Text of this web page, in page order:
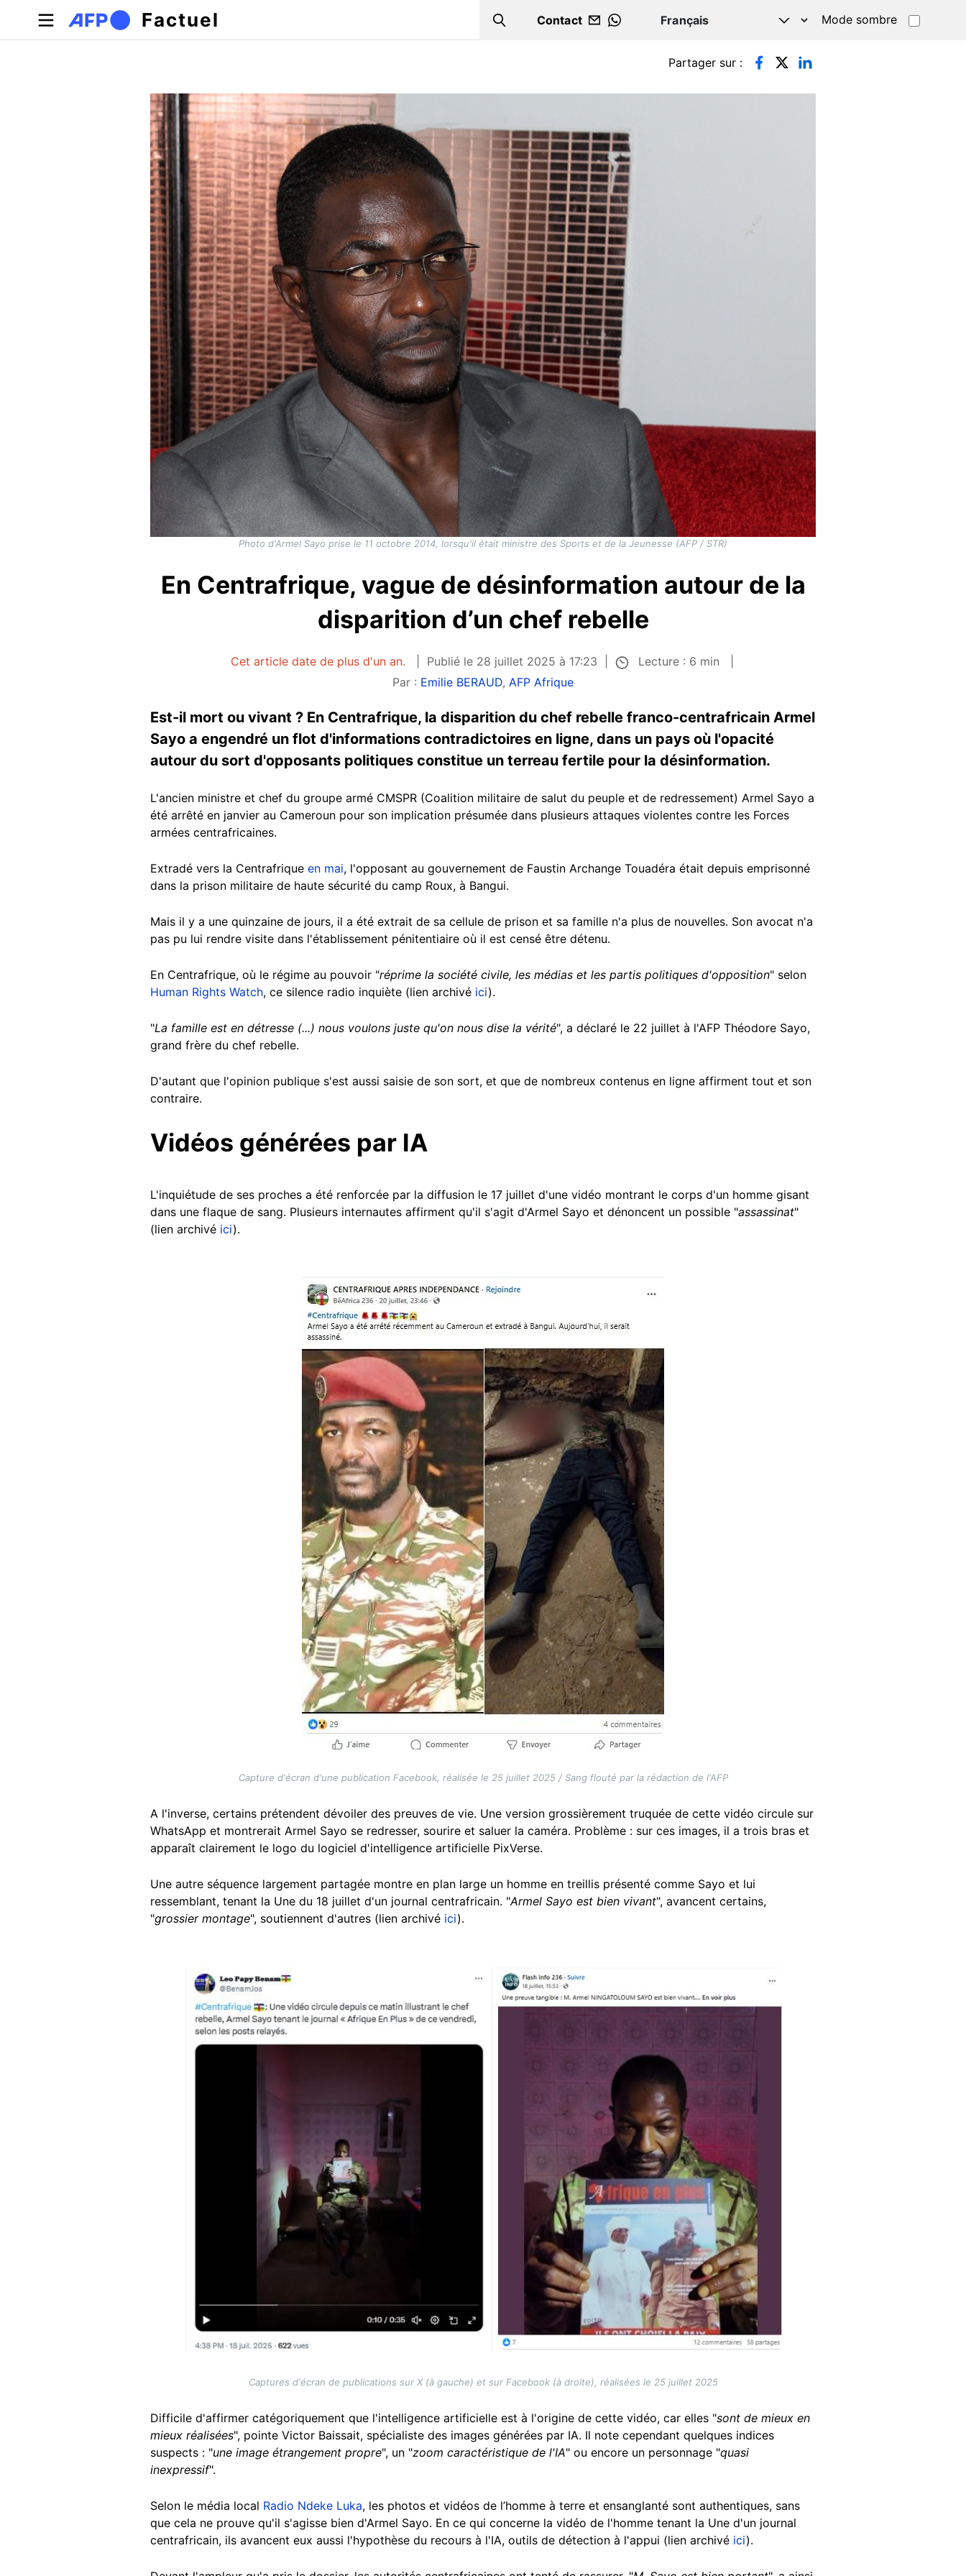
Aller au contenu principal
Factuel Search
Contact
WHATSAPP
Mode sombre
Onglets principaux Partager sur :
Photo d'Armel Sayo prise le 11 octobre 2014, lorsqu'il était ministre des Sports et de la Jeunesse (AFP / STR)
En Centrafrique, vague de désinformation autour de la
disparition d’un chef rebelle
Cet article date de plus d'un an. Publié le 28 juillet 2025 à 17:23
Lecture : 6 min
Par : Emilie BERAUD, AFP Afrique
Est-il mort ou vivant ? En Centrafrique, la disparition du chef rebelle franco-centrafricain Armel
Sayo a engendré un flot d'informations contradictoires en ligne, dans un pays où l'opacité
autour du sort d'opposants politiques constitue un terreau fertile pour la désinformation.
L'ancien ministre et chef du groupe armé CMSPR (Coalition militaire de salut du peuple et de redressement) Armel Sayo a
été arrêté en janvier au Cameroun pour son implication présumée dans plusieurs attaques violentes contre les Forces
armées centrafricaines.
Extradé vers la Centrafrique en mai, l'opposant au gouvernement de Faustin Archange Touadéra était depuis emprisonné
dans la prison militaire de haute sécurité du camp Roux, à Bangui.
Mais il y a une quinzaine de jours, il a été extrait de sa cellule de prison et sa famille n'a plus de nouvelles. Son avocat n'a
pas pu lui rendre visite dans l'établissement pénitentiaire où il est censé être détenu.
En Centrafrique, où le régime au pouvoir "réprime la société civile, les médias et les partis politiques d'opposition" selon
Human Rights Watch, ce silence radio inquiète (lien archivé ici).
"La famille est en détresse (...) nous voulons juste qu'on nous dise la vérité", a déclaré le 22 juillet à l'AFP Théodore Sayo,
grand frère du chef rebelle.
D'autant que l'opinion publique s'est aussi saisie de son sort, et que de nombreux contenus en ligne affirment tout et son
contraire.
Vidéos générées par IA
L'inquiétude de ses proches a été renforcée par la diffusion le 17 juillet d'une vidéo montrant le corps d'un homme gisant
dans une flaque de sang. Plusieurs internautes affirment qu'il s'agit d'Armel Sayo et dénoncent un possible "assassinat"
(lien archivé ici).
Capture d'écran d'une publication Facebook, réalisée le 25 juillet 2025 / Sang flouté par la rédaction de l'AFP
A l'inverse, certains prétendent dévoiler des preuves de vie. Une version grossièrement truquée de cette vidéo circule sur
WhatsApp et montrerait Armel Sayo se redresser, sourire et saluer la caméra. Problème : sur ces images, il a trois bras et
apparaît clairement le logo du logiciel d'intelligence artificielle PixVerse.
Une autre séquence largement partagée montre en plan large un homme en treillis présenté comme Sayo et lui
ressemblant, tenant la Une du 18 juillet d'un journal centrafricain. "Armel Sayo est bien vivant", avancent certains,
"grossier montage", soutiennent d'autres (lien archivé ici).
Captures d'écran de publications sur X (à gauche) et sur Facebook (à droite), réalisées le 25 juillet 2025
Difficile d'affirmer catégoriquement que l'intelligence artificielle est à l'origine de cette vidéo, car elles "sont de mieux en
mieux réalisées", pointe Victor Baissait, spécialiste des images générées par IA. Il note cependant quelques indices
suspects : "une image étrangement propre", un "zoom caractéristique de l'IA" ou encore un personnage "quasi
inexpressif".
Selon le média local Radio Ndeke Luka, les photos et vidéos de l’homme à terre et ensanglanté sont authentiques, sans
que cela ne prouve qu'il s'agisse bien d'Armel Sayo. En ce qui concerne la vidéo de l'homme tenant la Une d'un journal
centrafricain, ils avancent eux aussi l'hypothèse du recours à l'IA, outils de détection à l'appui (lien archivé ici).